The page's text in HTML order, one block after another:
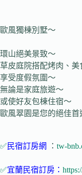
歐風獨棟別墅～
環山絕美景致～
草皮庭院搭配烤肉、美
享受度假氛圍～
無論是家庭旅遊～
或使好友包棟住宿～
歐風翠園是您的絕佳首
✅ 民宿訂房網 ： tw-
✅宜蘭民宿訂房：